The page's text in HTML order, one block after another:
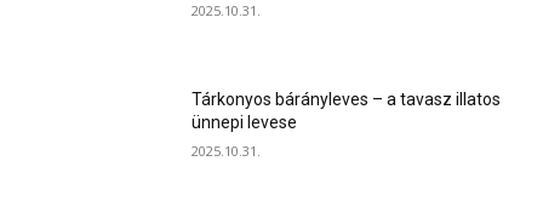
2025.10.31.
Tárkonyos bárányleves – a tavasz illatos
ünnepi levese
2025.10.31.